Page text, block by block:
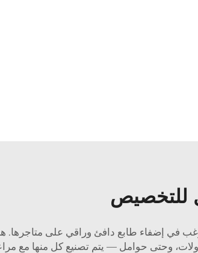
للتخصيص
في إضفاء طابع دافئ وراقي على متاجرها.
وحتى حوامل — يتم تصنيع كل منها مع